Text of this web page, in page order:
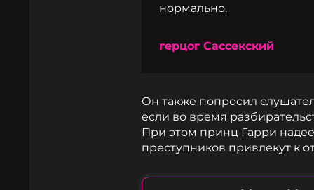
нормально.
герцог Сассекский
Он также попросил
если во время
При этом принц Гарри
преступников привлекут к